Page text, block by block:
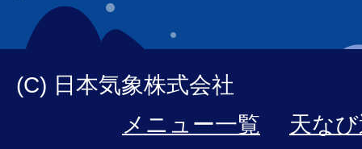
(C) 日本気象株式会社
メニュー一覧
天な